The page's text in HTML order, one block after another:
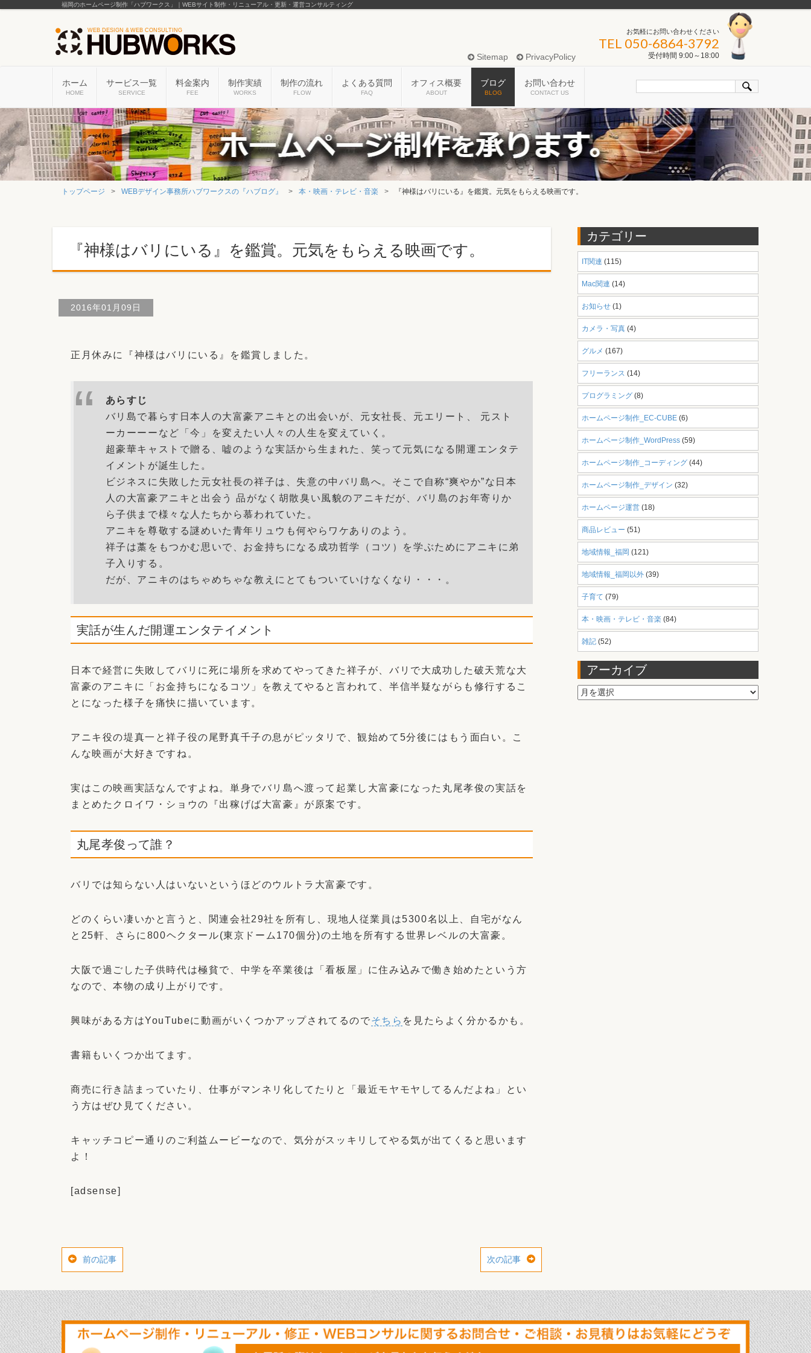
福岡のホームページ制作「ハブワークス」｜WEBサイト制作・リニューアル・更新・運営コンサルティング
Sitemap PrivacyPolicy
お気軽にお問い合わせください
TEL 050-6864-3792
受付時間 9:00～18:00
ホーム
HOME
サービス一覧
SERVICE
料金案内
FEE
制作実績
WORKS
制作の流れ
FLOW
よくある質問
FAQ
オフィス概要
ABOUT
ブログ
BLOG
お問い合わせ
CONTACT US
トップページ WEBデザイン事務所ハブワークスの『ハブログ』 本・映画・テレビ・音楽 『神様はバリにいる』を鑑賞。元気をもらえる映画です。
『神様はバリにいる』を鑑賞。元気をもらえる映画です。
2016年01月09日
正月休みに『神様はバリにいる』を鑑賞しました。
あらすじ
バリ島で暮らす日本人の大富豪アニキとの出会いが、元女社長、元エリート、 元スト
ーカーーーなど「今」を変えたい人々の人生を変えていく。
超豪華キャストで贈る、嘘のような実話から生まれた、笑って元気になる開運エンタテ
イメントが誕生した。
ビジネスに失敗した元女社長の祥子は、失意の中バリ島へ。そこで自称“爽やか”な日本
人の大富豪アニキと出会う 品がなく胡散臭い風貌のアニキだが、バリ島のお年寄りか
ら子供まで様々な人たちから慕われていた。
アニキを尊敬する謎めいた青年リュウも何やらワケありのよう。
祥子は藁をもつかむ思いで、お金持ちになる成功哲学（コツ）を学ぶためにアニキに弟
子入りする。
だが、アニキのはちゃめちゃな教えにとてもついていけなくなり・・・。
実話が生んだ開運エンタテイメント
日本で経営に失敗してバリに死に場所を求めてやってきた祥子が、バリで大成功した破天荒な大
富豪のアニキに「お金持ちになるコツ」を教えてやると言われて、半信半疑ながらも修行するこ
とになった様子を痛快に描いています。
アニキ役の堤真一と祥子役の尾野真千子の息がピッタリで、観始めて5分後にはもう面白い。こ
んな映画が大好きですね。
実はこの映画実話なんですよね。単身でバリ島へ渡って起業し大富豪になった丸尾孝俊の実話を
まとめたクロイワ・ショウの『出稼げば大富豪』が原案です。
丸尾孝俊って誰？
バリでは知らない人はいないというほどのウルトラ大富豪です。
どのくらい凄いかと言うと、関連会社29社を所有し、現地人従業員は5300名以上、自宅がなん
と25軒、さらに800ヘクタール(東京ドーム170個分)の土地を所有する世界レベルの大富豪。
大阪で過ごした子供時代は極貧で、中学を卒業後は「看板屋」に住み込みで働き始めたという方
なので、本物の成り上がりです。
興味がある方はYouTubeに動画がいくつかアップされてるのでそちら を見たらよく分かるかも。
書籍もいくつか出てます。
商売に行き詰まっていたり、仕事がマンネリ化してたりと「最近モヤモヤしてるんだよね」とい
う方はぜひ見てください。
キャッチコピー通りのご利益ムービーなので、気分がスッキリしてやる気が出てくると思います
よ！
[adsense]
前の記事 次の記事
カテゴリー
IT関連 (115)
Mac関連 (14)
お知らせ(1)
カメラ・写真(4)
グルメ (167)
フリーランス (14)
プログラミング(8)
ホームページ制作_EC-CUBE(6)
ホームページ制作_WordPress(59)
ホームページ制作_コーディング(44)
ホームページ制作_デザイン (32)
ホームページ運営(18)
商品レビュー (51)
地域情報_福岡 (121)
地域情報_福岡以外(39)
子育て (79)
本・映画・テレビ・音楽 (84)
雑記(52)
アーカイブ
ア
ー